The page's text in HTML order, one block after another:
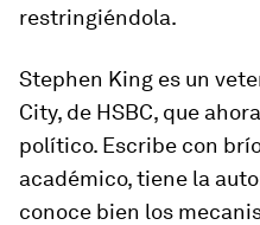
restringiéndola.
Stephen King es un
City, de HSBC, que
político. Escribe con
académico, tiene la
conoce bien los